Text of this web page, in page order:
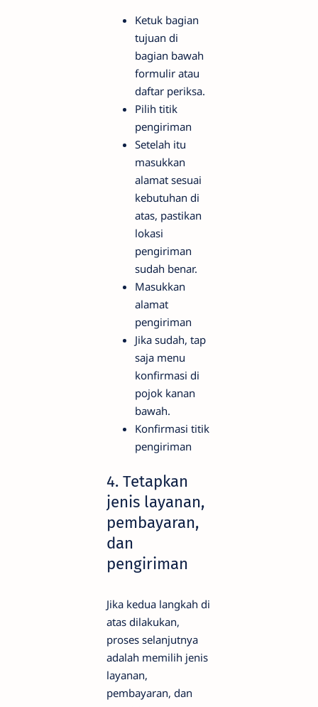
Ketuk bagian
tujuan di
bagian bawah
formulir atau
daftar periksa.
Pilih titik
pengiriman
Setelah itu
masukkan
alamat sesuai
kebutuhan di
atas, pastikan
lokasi
pengiriman
sudah benar.
Masukkan
alamat
pengiriman
Jika sudah, tap
saja menu
konfirmasi di
pojok kanan
bawah.
Konfirmasi titik
pengiriman
4. Tetapkan
jenis layanan,
pembayaran,
dan
pengiriman
Jika kedua langkah di
atas dilakukan,
proses selanjutnya
adalah memilih jenis
layanan,
pembayaran, dan